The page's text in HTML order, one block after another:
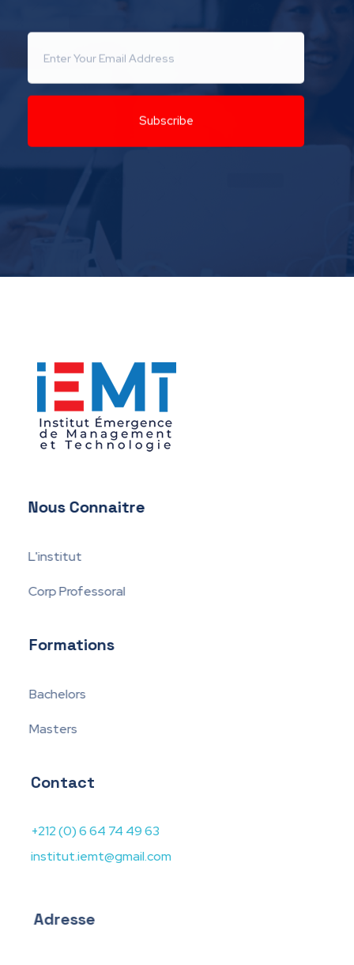
Nous Connaitre
L'institut
Corp Professoral
Formations
Bachelors
Masters
Contact
+212 (0) 6 64 74 49 63
institut.iemt@gmail.com
Adresse